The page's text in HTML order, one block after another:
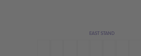
EAST STAND